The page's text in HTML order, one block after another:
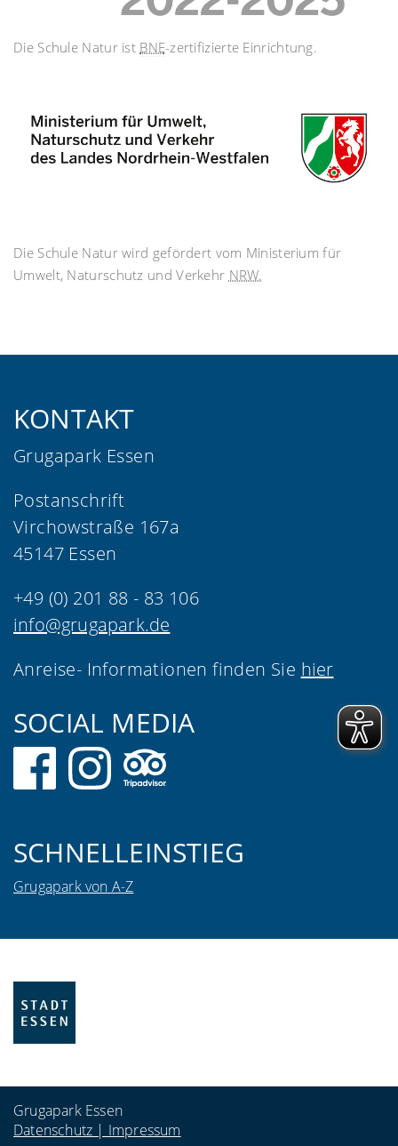
Die Schule Natur ist BNE-zertifizierte Einrichtung.
Die Schule Natur wird gefördert vom Ministerium für
Umwelt, Naturschutz und Verkehr NRW.
KONTAKT
Grugapark Essen
Postanschrift
Virchowstraße 167a
45147 Essen
+49 (0) 201 88 - 83 106
info@grugapark.de
Anreise- Informationen finden Sie hier
SOCIAL MEDIA
SCHNELLEINSTIEG
Grugapark von A-Z
Grugapark Essen
Datenschutz | Impressum